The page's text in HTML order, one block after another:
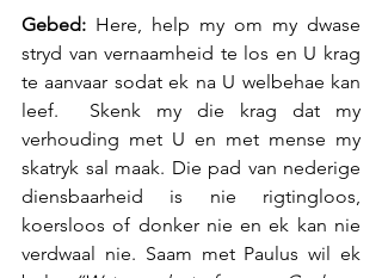
Gebed: Here, help my om my dwase
stryd van vernaamheid te los en U krag
te aanvaar sodat ek na U welbehae kan
leef.  Skenk my die krag dat my
verhouding met U en met mense my
skatryk sal maak. Die pad van nederige
diensbaarheid is nie rigtingloos,
koersloos of donker nie en ek kan nie
verdwaal nie. Saam met Paulus wil ek